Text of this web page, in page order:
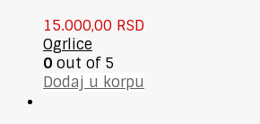
15.000,00 RSD
Ogrlice
0 out of 5
Dodaj u korpu